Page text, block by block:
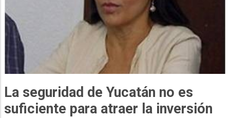
La seguridad de Yucatán no es
suficiente para atraer la inversión